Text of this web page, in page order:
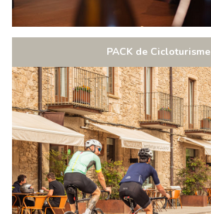
PACK de Cicloturisme